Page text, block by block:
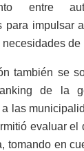
entre
para impulsar
de
también se
de la
las
evaluar el
tomando en